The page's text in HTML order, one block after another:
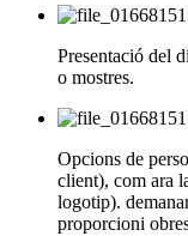
Presentació del
o mostres.
Opcions de
client), com ara
logotip).
proporcioni